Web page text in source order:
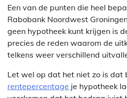
Een van de punten die heel
Rabobank Noordwest
geen hypotheek kunt krijgen is
precies de reden waarom de
telkens weer verschillend
Let wel op dat het niet zo is dat
rentepercentage je hypotheek